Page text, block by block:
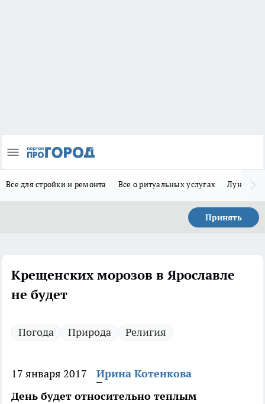
Все для стройки и ремонта Все о ритуальных услугах Лунно-
Принять
Крещенских морозов в Ярославле
не будет
Погода Природа Религия
17 января 2017
Ирина Котенкова
День будет относительно теплым